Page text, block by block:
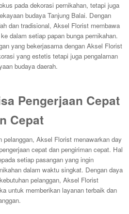
pada dekorasi pernikahan, tetapi juga
budaya Tanjung Balai. Dengan
dan tradisional, Aksel Florist membawa
dalam setiap papan bunga pernikahan.
yang bekerjasama dengan Aksel Florist
yang estetis tetapi juga pengalaman
budaya daerah.
Pengerjaan Cepat
Cepat
pelanggan, Aksel Florist menawarkan day
cepat dan pengiriman cepat. Hal
setiap pasangan yang ingin
dalam waktu singkat. Dengan daya
pelanggan, Aksel Florist
untuk memberikan layanan terbaik dan